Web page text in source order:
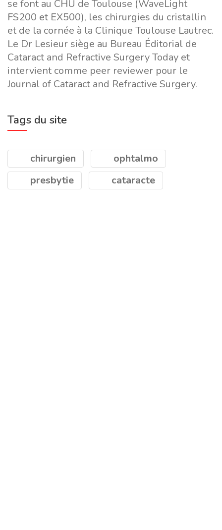
se font au CHU de Toulouse (WaveLight
FS200 et EX500), les chirurgies du cristallin
et de la cornée à la Clinique Toulouse Lautrec.
Le Dr Lesieur siège au Bureau Éditorial de
Cataract and Refractive Surgery Today et
intervient comme peer reviewer pour le
Journal of Cataract and Refractive Surgery.
Tags du site
chirurgien
ophtalmo
presbytie
cataracte